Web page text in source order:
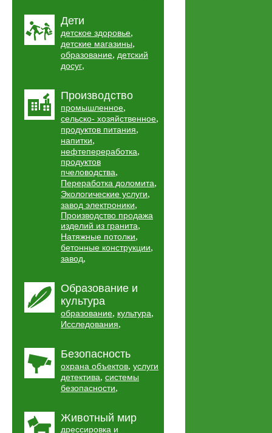
Дети
детское здоровье,
детские магазины,
образование, детский
досуг,
Производство
промышленное,
сельско- хозяйственное,
продуктов питания,
напитки,
нефтепереработка,
продуктов
пчеловодства,
Переработка доломита,
Экологические услуги,
завод электроники,
Производство продажа
изделий из гранита,
Натяжные потолки,
бетонные конструкции,
завод,
Образование и
культура
образование, культура,
Исследования,
Безопасность
охрана объектов, услуги
детектива, системы
безопасности,
Животный мир
дрессировка и